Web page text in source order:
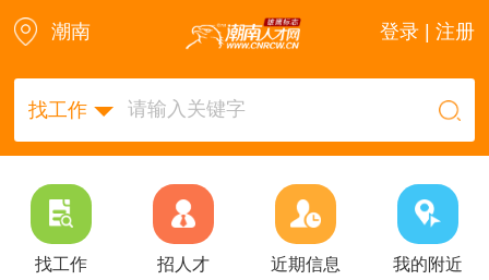
潮南 登录 | 注册
找工作
找工作 招人才 近期信息 我的附近